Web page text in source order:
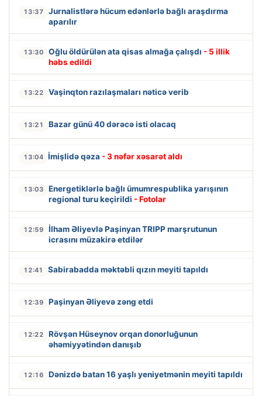
13:37
Jurnalistlərə hücum edənlərlə bağlı araşdırma
aparılır
13:30 Oğlu öldürülən ata qisas almağa çalışdı - 5 illik
həbs edildi
13:22 Vaşinqton razılaşmaları nəticə verib
13:21 Bazar günü 40 dərəcə isti olacaq
13:04 İmişlidə qəza - 3 nəfər xəsarət aldı
13:03
Energetiklərlə bağlı ümumrespublika yarışının
regional turu keçirildi - Fotolar
12:59
İlham Əliyevlə Paşinyan TRIPP marşrutunun
icrasını müzakirə etdilər
12:41 Sabirabadda məktəbli qızın meyiti tapıldı
12:39 Paşinyan Əliyevə zəng etdi
12:22
Rövşən Hüseynov orqan donorluğunun
əhəmiyyətindən danışıb
12:16 Dənizdə batan 16 yaşlı yeniyetmənin meyiti tapıldı